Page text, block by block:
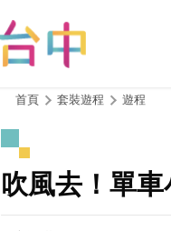
首頁 套裝遊程 遊程
吹風去！單